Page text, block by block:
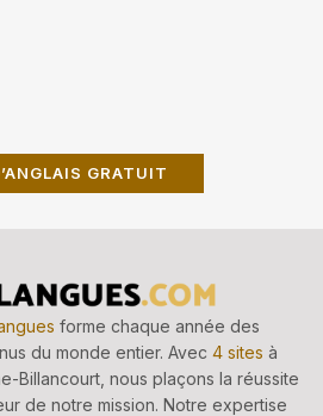
GRATUIT
forme chaque année des
du monde entier. Avec 4 sites à
Billancourt, nous plaçons la réussite
de notre mission. Notre expertise